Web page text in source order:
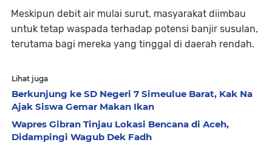
Meskipun debit air mulai surut, masyarakat diimbau
untuk tetap waspada terhadap potensi banjir susulan,
terutama bagi mereka yang tinggal di daerah rendah.
Lihat juga
Berkunjung ke SD Negeri 7 Simeulue Barat, Kak Na
Ajak Siswa Gemar Makan Ikan
Wapres Gibran Tinjau Lokasi Bencana di Aceh,
Didampingi Wagub Dek Fadh